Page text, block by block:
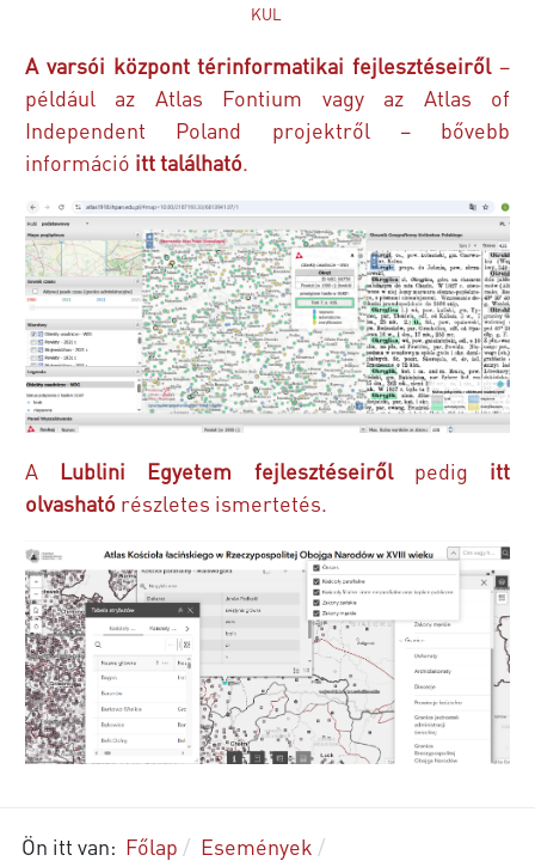
KUL
A varsói központ térinformatikai fejlesztéseiről–
például az Atlas Fontium vagy az Atlas of
Independent Poland projektről – bővebb
információ itt található.
A Lublini Egyetem fejlesztéseirőlpedig itt
olvasható részletes ismertetés.
Ön itt van: Főlap
Események